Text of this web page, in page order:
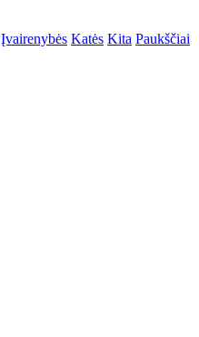
Įvairenybės Katės Kita Paukščiai